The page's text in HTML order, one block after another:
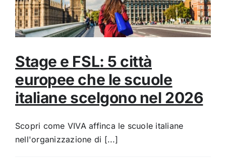
Stage e FSL: 5 città
europee che le scuole
italiane scelgono nel 2026
Scopri come VIVA affinca le scuole italiane
nell'organizzazione di [...]